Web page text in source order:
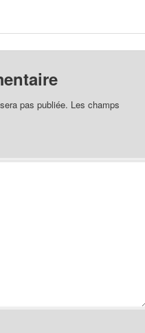
pas publiée. Les champs